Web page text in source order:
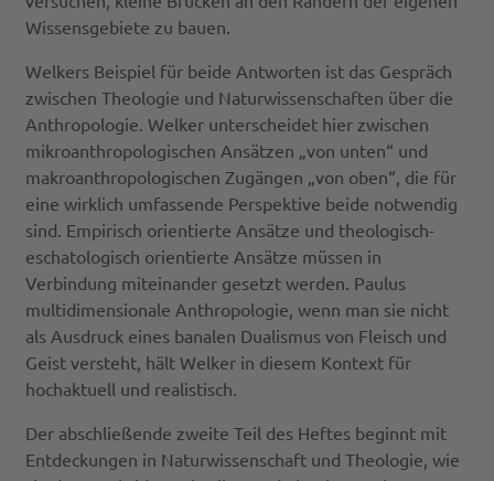
Wissensgebiete zu bauen.
Welkers Beispiel für beide Antworten ist das Gespräch
zwischen Theologie und Naturwissenschaften über die
Anthropologie. Welker unterscheidet hier zwischen
mikroanthropologischen Ansätzen „von unten“ und
makroanthropologischen Zugängen „von oben“, die für
eine wirklich umfassende Perspektive beide notwendig
sind. Empirisch orientierte Ansätze und theologisch-
eschatologisch orientierte Ansätze müssen in
Verbindung miteinander gesetzt werden. Paulus
multidimensionale Anthropologie, wenn man sie nicht
als Ausdruck eines banalen Dualismus von Fleisch und
Geist versteht, hält Welker in diesem Kontext für
hochaktuell und realistisch.
Der abschließende zweite Teil des Heftes beginnt mit
Entdeckungen in Naturwissenschaft und Theologie, wie